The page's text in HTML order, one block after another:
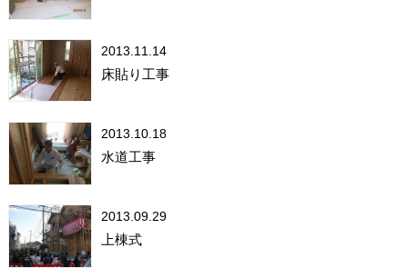
2013.11.14
床貼り工事
2013.10.18
水道工事
2013.09.29
上棟式